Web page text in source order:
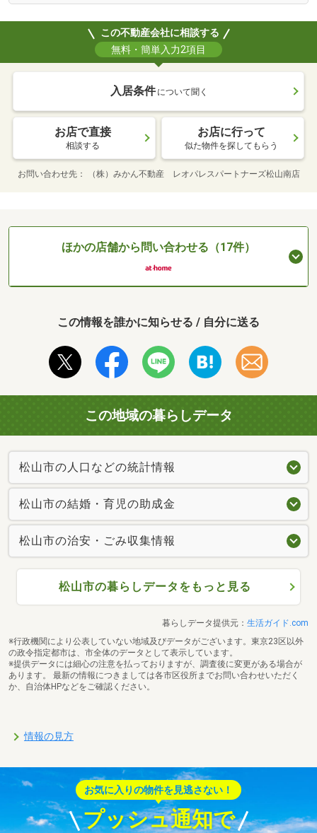
この不動産会社に相談する
無料・簡単入力2項目
入居条件 について聞く
お店で直接
相談する
お店に行って
似た物件を探してもらう
お問い合わせ先 （株）みかん不動産 レオパレスパートナーズ松山南店
ほかの店舗から問い合わせる（17件）
この情報を誰かに知らせる / 自分に送る
この地域の暮らしデータ
松山市の人口などの統計情報
松山市の結婚・育児の助成金
松山市の治安・ごみ収集情報
松山市の暮らしデータをもっと見る
暮らしデータ提供元： 生活ガイド.com
※行政機関により公表していない地域及びデータがございます。東京23区以外
の政令指定都市は、市全体のデータとして表示しています。
※提供データには細心の注意を払っておりますが、調査後に変更がある場合が
あります。 最新の情報につきましては各市区役所までお問い合わせいただく
か、自治体HPなどをご確認ください。
情報の見方
お気に入りの物件を見逃さない！
プッシュ通知で